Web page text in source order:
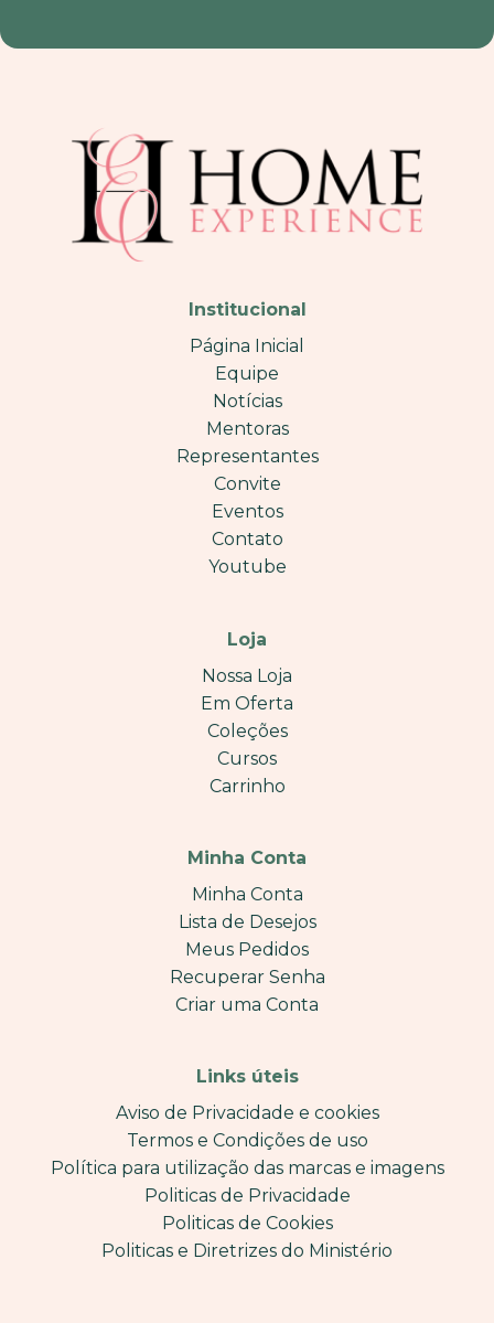
Institucional
Página Inicial
Equipe
Notícias
Mentoras
Representantes
Convite
Eventos
Contato
Youtube
Loja
Nossa Loja
Em Oferta
Coleções
Cursos
Carrinho
Minha Conta
Minha Conta
Lista de Desejos
Meus Pedidos
Recuperar Senha
Criar uma Conta
Links úteis
Aviso de Privacidade e cookies
Termos e Condições de uso
Política para utilização das marcas e imagens
Politicas de Privacidade
Politicas de Cookies
Politicas e Diretrizes do Ministério